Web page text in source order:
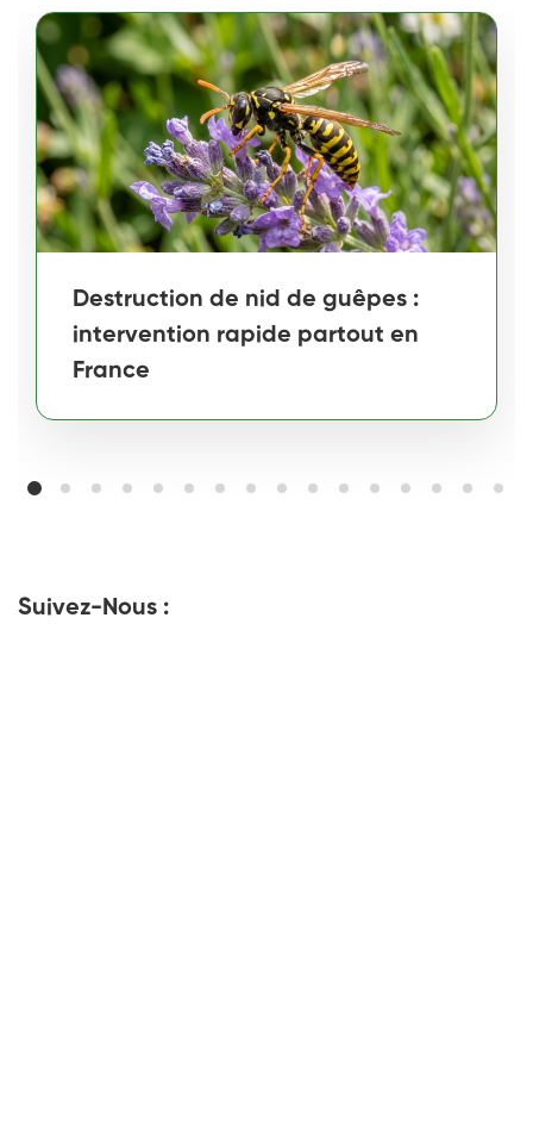
Destruction de nid de guêpes :
intervention rapide partout en
France
Suivez-Nous :